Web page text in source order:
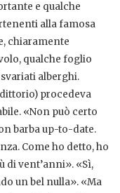
e qualche
alla famosa
chiaramente
qualche foglio
alberghi.
procedeva
«Non può certo
barba up-to-date.
Come ho detto, ho
di vent’anni». «Sì,
un bel nulla». «Ma